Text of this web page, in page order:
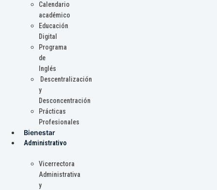
Calendario
académico
Educación
Digital
Programa
de
Inglés
Descentralización
y
Desconcentración
Prácticas
Profesionales
Bienestar
Administrativo
Vicerrectora
Administrativa
y